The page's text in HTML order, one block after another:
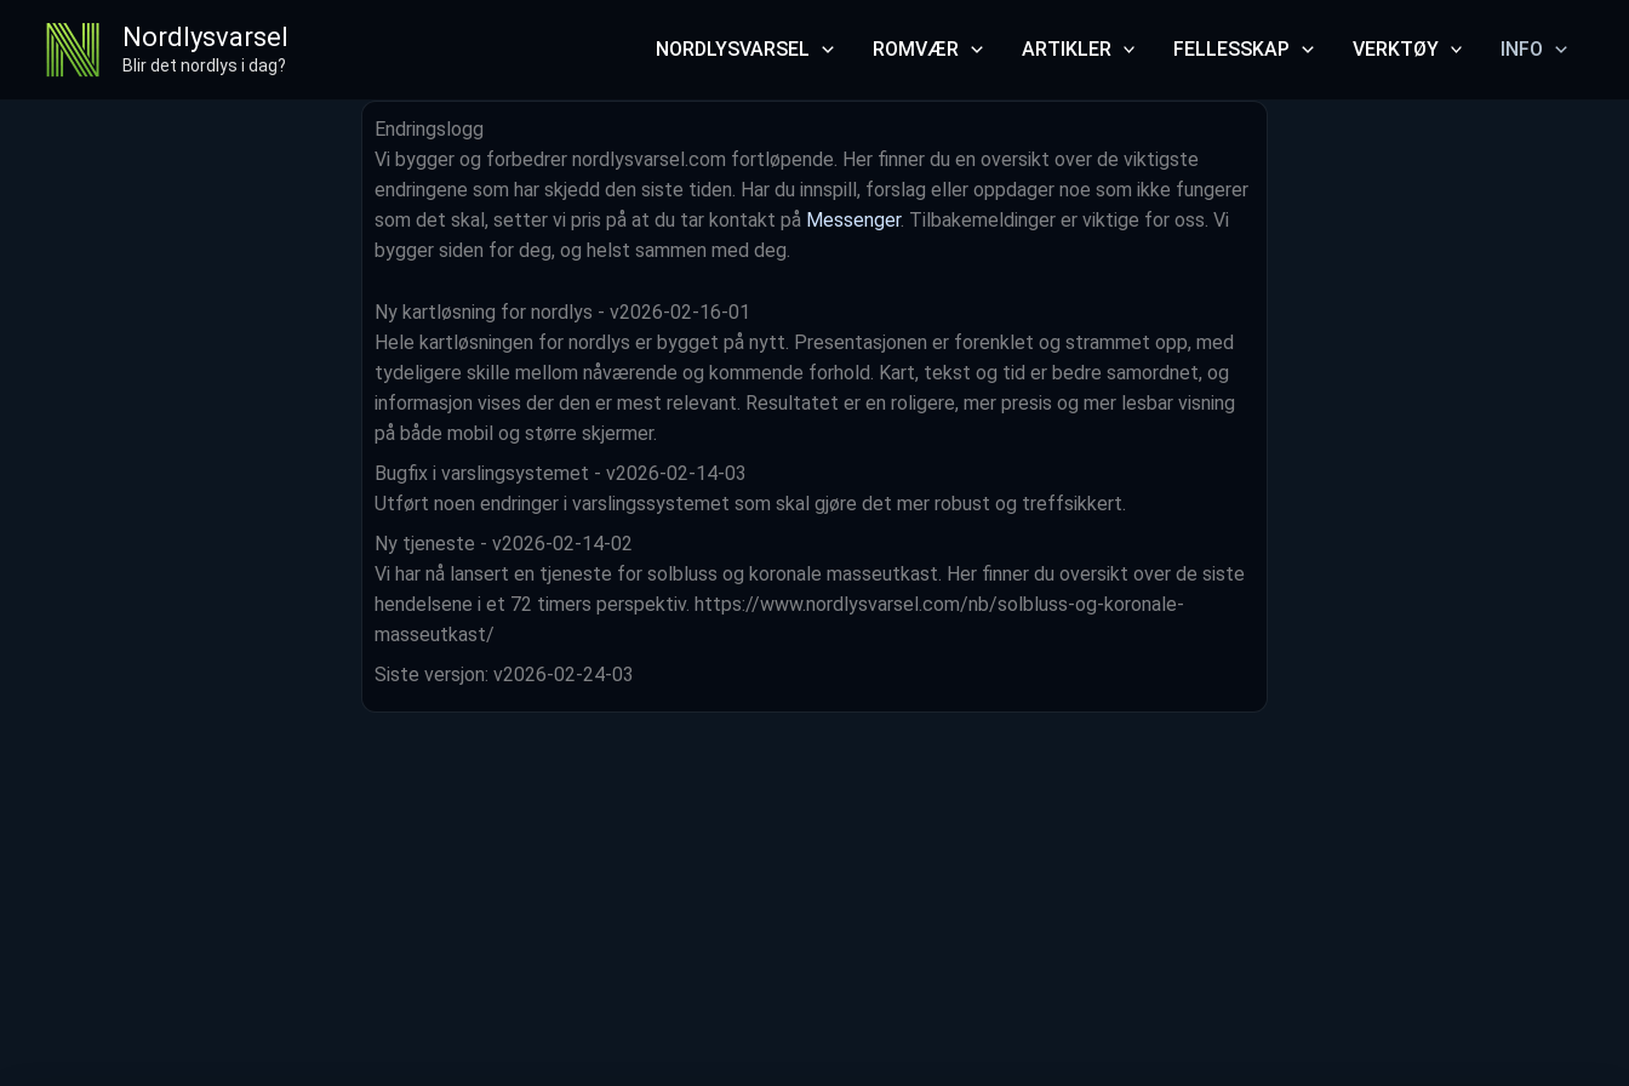
Nordlysvarsel
Blir det nordlys i dag?
NORDLYSVARSEL ROMVÆR ARTIKLER FELLESSKAP VERKTØY INFO
Endringslogg
Vi bygger og forbedrer nordlysvarsel.com fortløpende. Her finner du en oversikt over de viktigste
endringene som har skjedd den siste tiden. Har du innspill, forslag eller oppdager noe som ikke fungerer
som det skal, setter vi pris på at du tar kontakt på Messenger. Tilbakemeldinger er viktige for oss. Vi
bygger siden for deg, og helst sammen med deg.
Ny kartløsning for nordlys - v2026-02-16-01
Hele kartløsningen for nordlys er bygget på nytt. Presentasjonen er forenklet og strammet opp, med
tydeligere skille mellom nåværende og kommende forhold. Kart, tekst og tid er bedre samordnet, og
informasjon vises der den er mest relevant. Resultatet er en roligere, mer presis og mer lesbar visning
på både mobil og større skjermer.
Bugfix i varslingsystemet - v2026-02-14-03
Utført noen endringer i varslingssystemet som skal gjøre det mer robust og treffsikkert.
Ny tjeneste - v2026-02-14-02
Vi har nå lansert en tjeneste for solbluss og koronale masseutkast. Her finner du oversikt over de siste
hendelsene i et 72 timers perspektiv. https://www.nordlysvarsel.com/nb/solbluss-og-koronale-
masseutkast/
Siste versjon: v2026-02-24-03